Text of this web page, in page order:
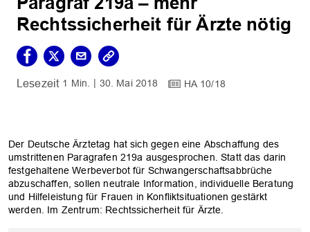
Rechtssicherheit für Ärzte nötig
1 Min. 30. Mai 2018 HA 10/18
Der Deutsche Ärztetag hat sich gegen eine Abschaffung des
umstrittenen Paragrafen 219a ausgesprochen. Statt das darin
festgehaltene Werbeverbot für Schwangerschaftsabbrüche
abzuschaffen, sollen neutrale Information, individuelle Beratung
und Hilfeleistung für Frauen in Konfliktsituationen gestärkt
werden. Im Zentrum: Rechtssicherheit für Ärzte.